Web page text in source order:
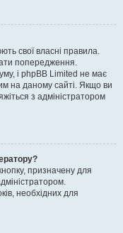
свої власні правила.
попередження.
і phpBB Limited не має
на даному сайті. Якщо ви
з адміністратором
призначену для
необхідних для